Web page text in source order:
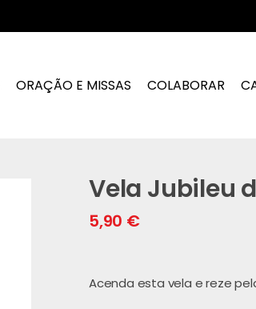
ORAÇÃO E MISSAS COLABORAR
Vela Jubileu
5,90 €
Acenda esta vela e reze